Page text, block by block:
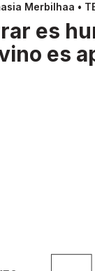
Merbilhaa •
es
es